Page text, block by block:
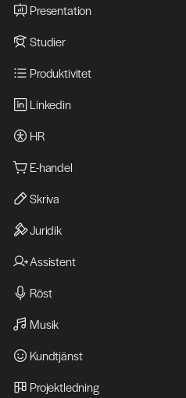
Presentation
Studier
Produktivitet
Linkedin
HR
E-handel
Skriva
Juridik
Assistent
Röst
Musik
Kundtjänst
Projektledning